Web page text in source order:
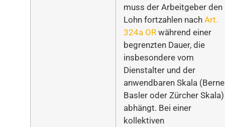
muss der Arbeitgeber den
Lohn fortzahlen nach Art.
324a OR während einer
begrenzten Dauer, die
insbesondere vom
Dienstalter und der
anwendbaren Skala
Basler oder Zürcher Skala)
abhängt. Bei einer
kollektiven